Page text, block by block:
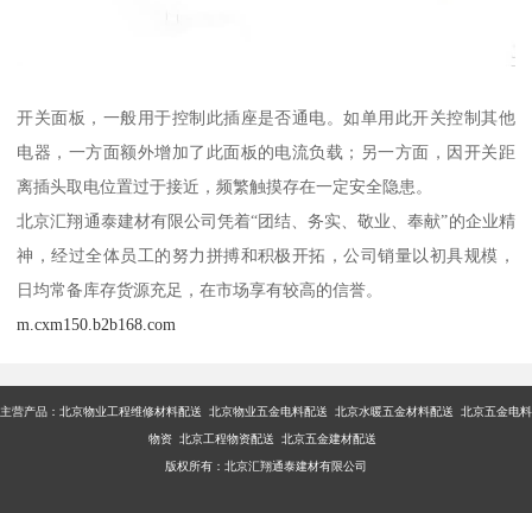
开关面板，一般用于控制此插座是否通电。如单用此开关控制其他
电器，一方面额外增加了此面板的电流负载；另一方面，因开关距
离插头取电位置过于接近，频繁触摸存在一定安全隐患。
北京汇翔通泰建材有限公司凭着“团结、务实、敬业、奉献”的企业精
神，经过全体员工的努力拼搏和积极开拓，公司销量以初具规模，
日均常备库存货源充足，在市场享有较高的信誉。
m.cxm150.b2b168.com
主营产品： 北京物业工程维修材料配送 北京物业五金电料配送 北京水暖五金材料配送 北京五金电料
物资 北京工程物资配送 北京五金建材配送
版权所有：北京汇翔通泰建材有限公司